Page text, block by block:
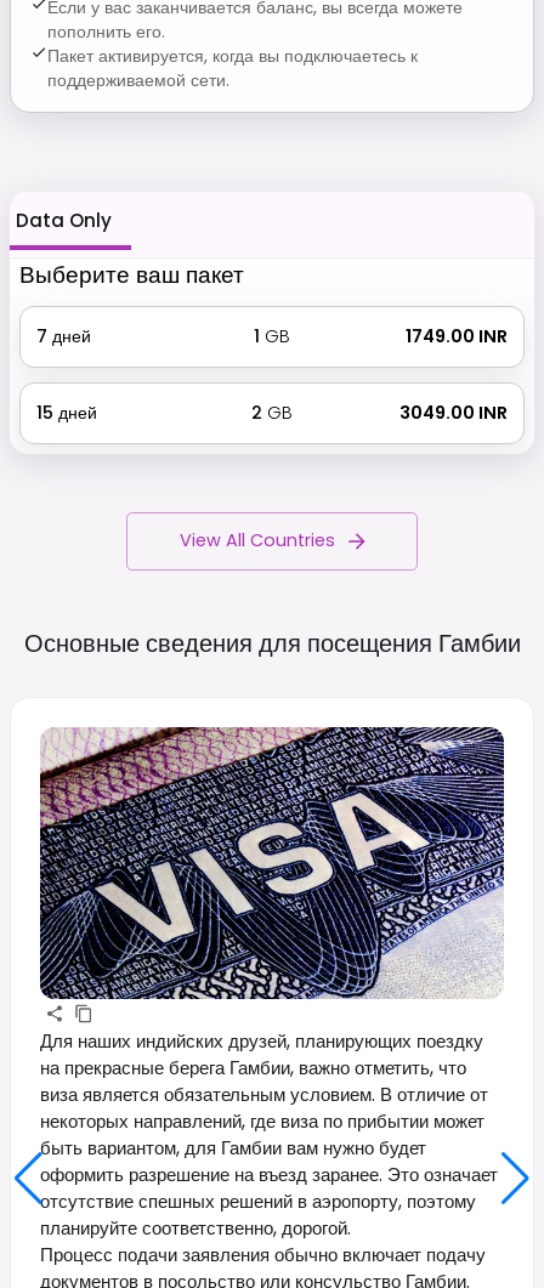
Если у вас заканчивается баланс, вы всегда можете
пополнить его.
Пакет активируется, когда вы подключаетесь к
поддерживаемой сети.
Data Only
Выберите ваш пакет
7 дней 1 GB ₹ 1749.00 INR
15 дней 2 GB ₹ 3049.00 INR
View All Countries
Основные сведения для посещения Гамбии
Для наших индийских друзей, планирующих поездку
на прекрасные берега Гамбии, важно отметить, что
виза является обязательным условием. В отличие от
некоторых направлений, где виза по прибытии может
быть вариантом, для Гамбии вам нужно будет
оформить разрешение на въезд заранее. Это означает
отсутствие спешных решений в аэропорту, поэтому
планируйте соответственно, дорогой.
Процесс подачи заявления обычно включает подачу
документов в посольство или консульство Гамбии.